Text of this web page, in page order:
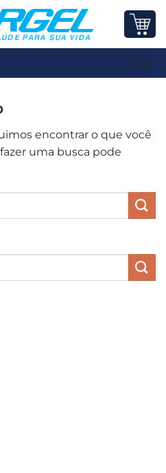
encontrar o que você
uma busca pode